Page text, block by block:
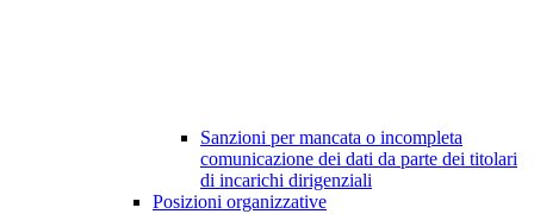
Sanzioni per mancata o incompleta
comunicazione dei dati da parte dei titolari
di incarichi dirigenziali
Posizioni organizzative